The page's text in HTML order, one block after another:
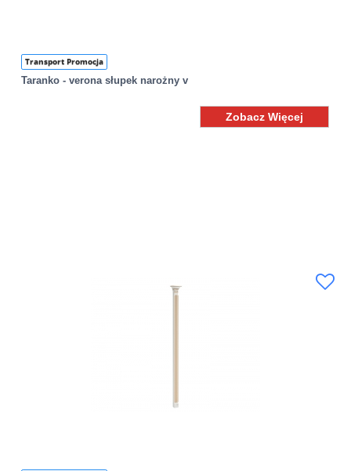
Transport Promocja
Taranko - verona słupek narożny v
Zobacz Więcej